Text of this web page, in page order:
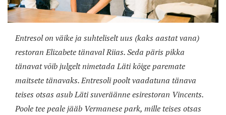
Entresol on väike ja suhteliselt uus (kaks aastat vana)
restoran Elizabete tänaval Riias. Seda päris pikka
tänavat võib julgelt nimetada Läti kõige paremate
maitsete tänavaks. Entresoli poolt vaadatuna tänava
teises otsas asub Läti suveräänne esirestoran Vincents.
Poole tee peale jääb Vermanese park, mille teises otsas